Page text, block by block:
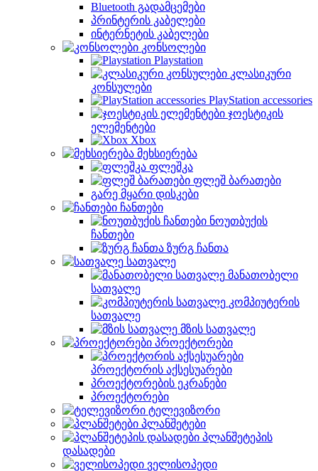
Bluetooth გადამცემები
პრინტერის კაბელები
ინტერნეტის კაბელები
კონსოლები
Playstation
კლასიკური
კონსულები
PlayStation accessories
ჯოესტიკის
ელემენტები
Xbox
მეხსიერება
ფლეშკა
ფლეშ ბარათები
გარე მყარი დისკები
ჩანთები
ნოუთბუქის
ჩანთები
ზურგ ჩანთა
სათვალე
მანათობელი
სათვალე
კომპიუტერის
სათვალე
მზის სათვალე
პროექტორები
პროექტორის აქსესუარები
პროექტორების ეკრანები
პროექტორები
ტელევიზორი
პლანშეტები
პლანშეტეპის
დასადები
ველისოპედი